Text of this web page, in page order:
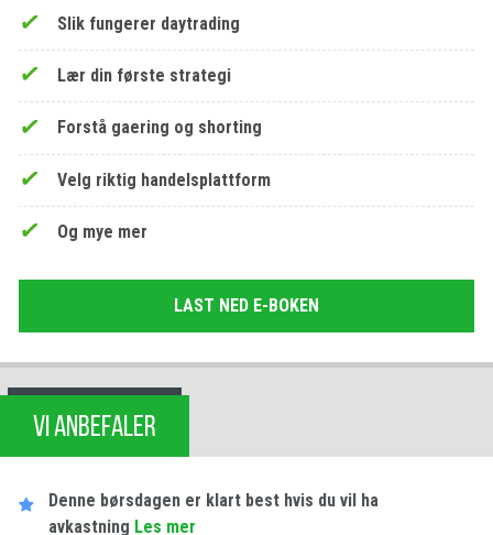
Slik fungerer daytrading
Lær din første strategi
Forstå gaering og shorting
Velg riktig handelsplattform
Og mye mer
LAST NED E-BOKEN
VI ANBEFALER
Denne børsdagen er klart best hvis du vil ha
avkastning Les​ ​mer